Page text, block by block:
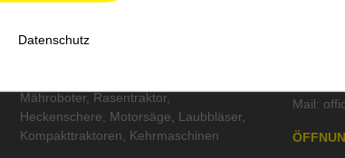
Mähroboter Rasentraktor
Heckenschere
Motorsäge Laubbläser
Kompakttraktoren
Kehrmaschinen
Alte
51519
Köln
Mail:
Datenschutz